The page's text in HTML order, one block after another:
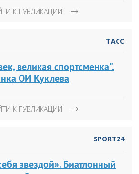
К ПУБЛИКАЦИИ
ТАСС
великая спортсменка".
ОИ Куклева
К ПУБЛИКАЦИИ
SPORT24
звездой». Биатлонный